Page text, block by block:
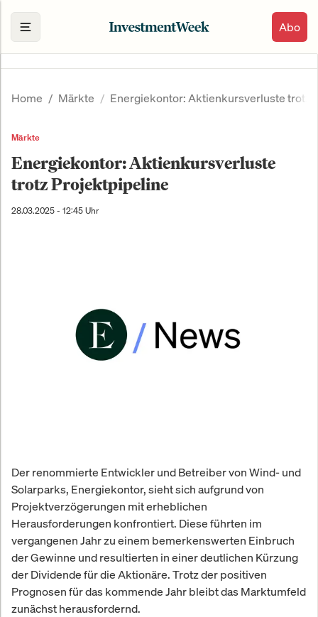
Abo
Home Märkte Energiekontor: Aktienkursverluste trotz
Märkte
Energiekontor: Aktienkursverluste
trotz Projektpipeline
28.03.2025 - 12:45 Uhr
Der renommierte Entwickler und Betreiber von Wind- und
Solarparks, Energiekontor, sieht sich aufgrund von
Projektverzögerungen mit erheblichen
Herausforderungen konfrontiert. Diese führten im
vergangenen Jahr zu einem bemerkenswerten Einbruch
der Gewinne und resultierten in einer deutlichen Kürzung
der Dividende für die Aktionäre. Trotz der positiven
Prognosen für das kommende Jahr bleibt das Marktumfeld
zunächst herausfordernd.